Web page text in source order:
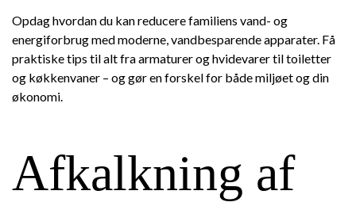
Opdag hvordan du kan reducere familiens vand- og
energiforbrug med moderne, vandbesparende apparater. Få
praktiske tips til alt fra armaturer og hvidevarer til toiletter
og køkkenvaner – og gør en forskel for både miljøet og din
økonomi.
Afkalkning af